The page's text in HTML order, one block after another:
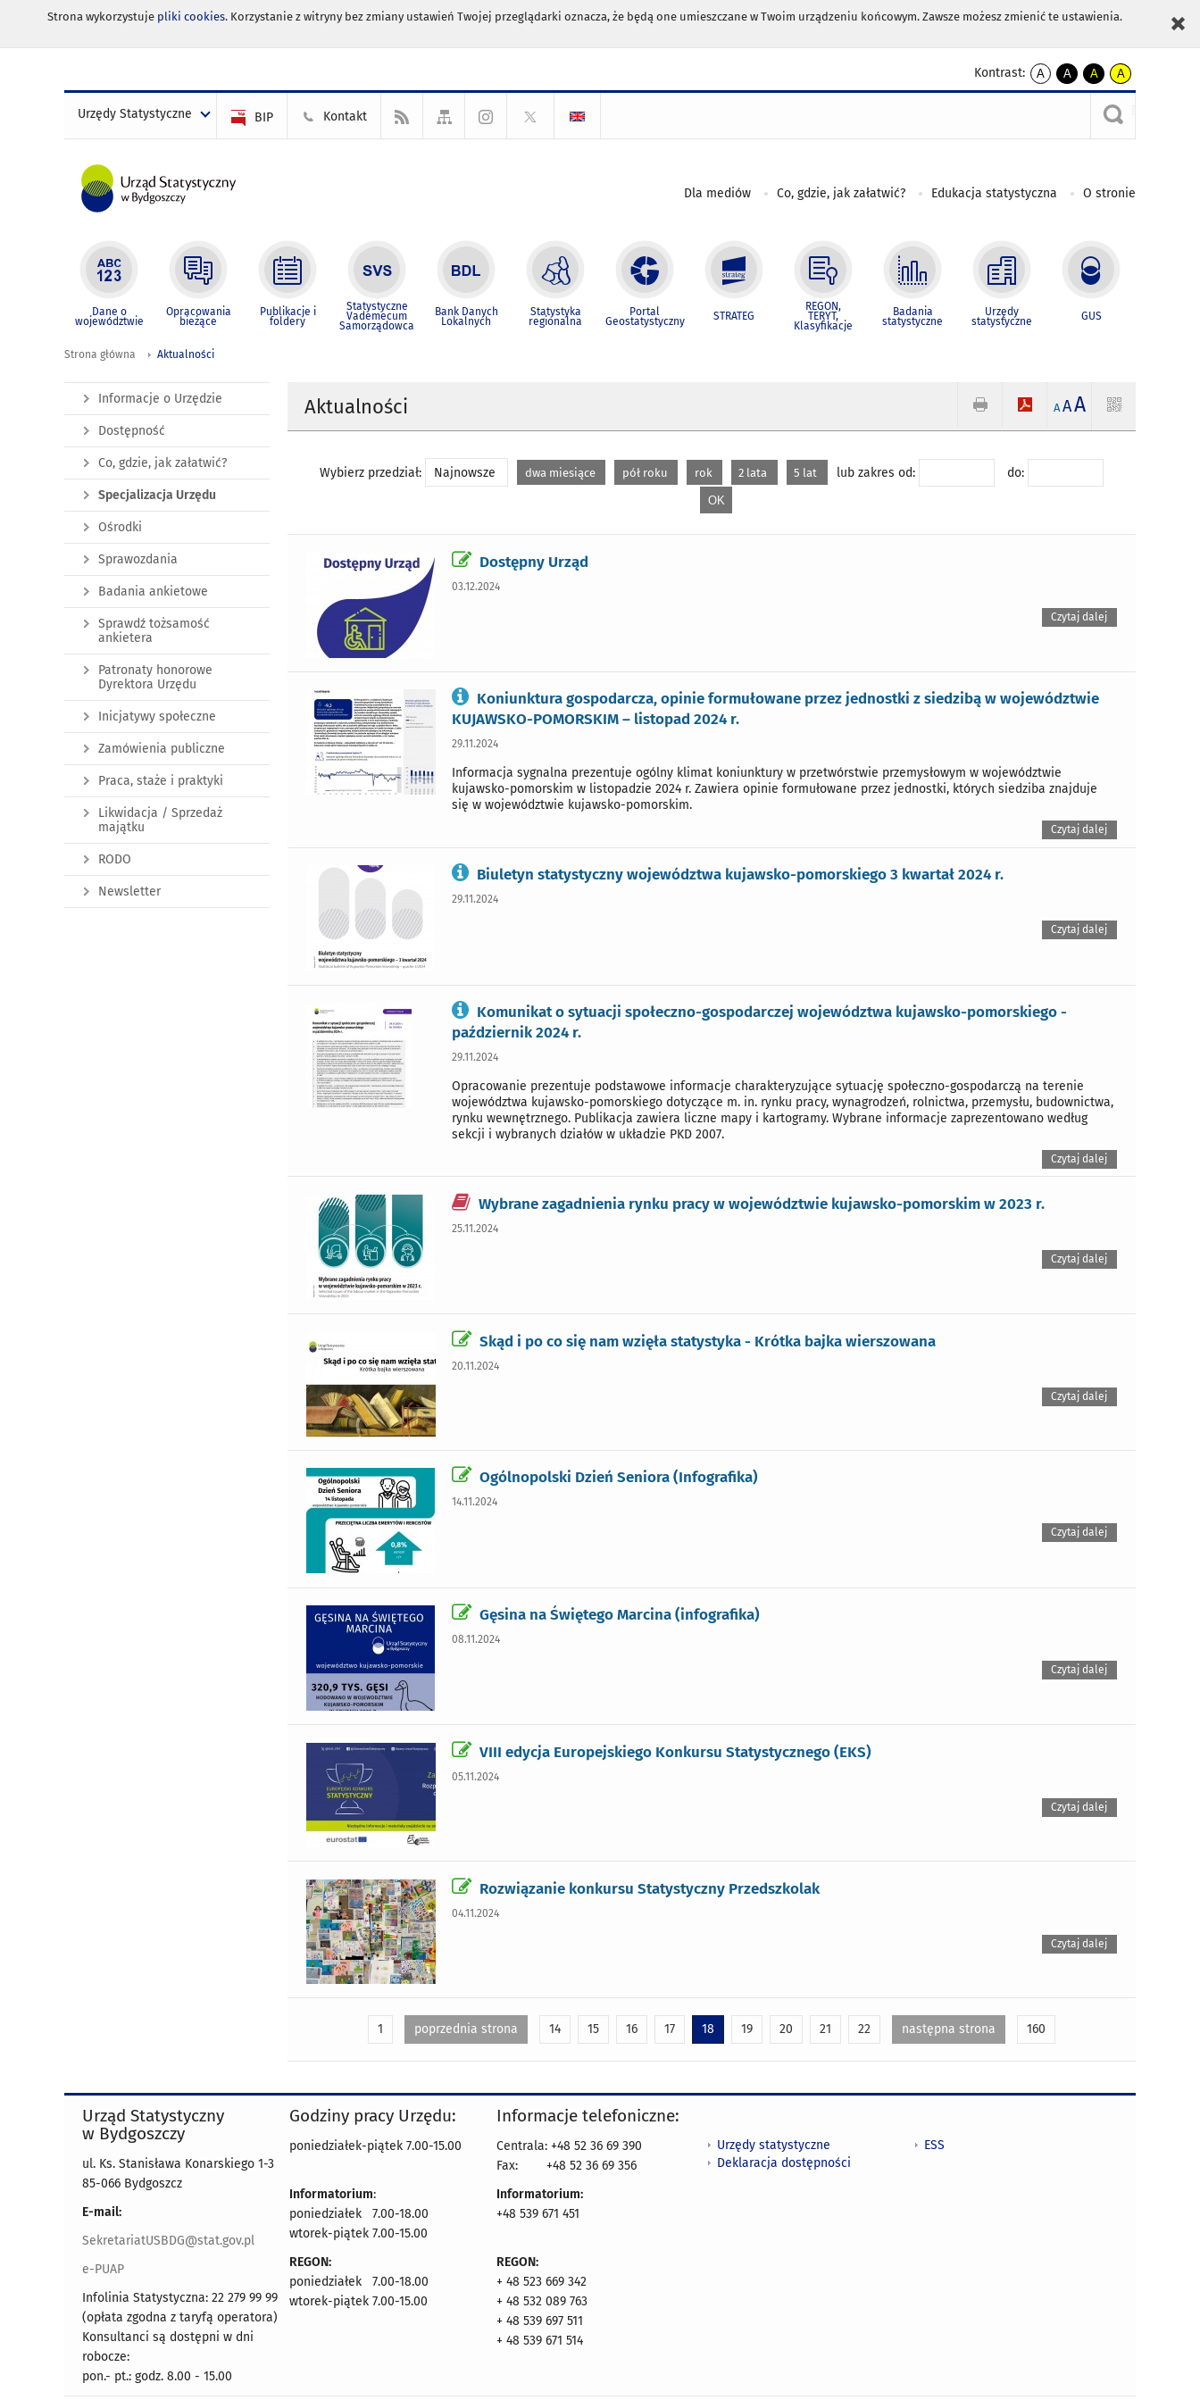
Strona wykorzystuje pliki cookies. Korzystanie z witryny bez zmiany ustawień Twojej przeglądarki oznacza, że będą one umieszczane w Twoim urządzeniu końcowym. Zawsze możesz zmienić te ustawienia.
Kontrast:
A
kontrast
A
kontrast
czarnym
A
kontrast
żółty
tekst
czarnym
A
kontrast
czarny
tekst
żółtym
Urzędy Statystyczne BIP Kontakt
Dla mediów Co, gdzie, jak załatwić? Edukacja statystyczna O stronie
Dane o
województwie
Opracowania
bieżące
Publikacje i
foldery
Statystyczne
Vademecum
Samorządowca
Bank Danych
Lokalnych
Statystyka
regionalna
Portal
Geostatystyczny STRATEG
REGON,
TERYT,
Klasyfikacje
Badania
statystyczne
Urzędy
statystyczne GUS
Strona główna Aktualności
Aktualności A AA
Wybierz przedział: Najnowsze dwa miesiące pół roku rok 2 lata 5 lat lub zakres od: do:
Dostępny Urząd
03.12.2024
Czytaj dalej
Koniunktura gospodarcza, opinie formułowane przez jednostki z siedzibą w województwie
KUJAWSKO-POMORSKIM – listopad 2024 r.
29.11.2024
Informacja sygnalna prezentuje ogólny klimat koniunktury w przetwórstwie przemysłowym w województwie
kujawsko-pomorskim w listopadzie 2024 r. Zawiera opinie formułowane przez jednostki, których siedziba znajduje
się w województwie kujawsko-pomorskim.
Czytaj dalej
Biuletyn statystyczny województwa kujawsko-pomorskiego 3 kwartał 2024 r.
29.11.2024
Czytaj dalej
Komunikat o sytuacji społeczno-gospodarczej województwa kujawsko-pomorskiego -
październik 2024 r.
29.11.2024
Opracowanie prezentuje podstawowe informacje charakteryzujące sytuację społeczno-gospodarczą na terenie
województwa kujawsko-pomorskiego dotyczące m. in. rynku pracy, wynagrodzeń, rolnictwa, przemysłu, budownictwa,
rynku wewnętrznego. Publikacja zawiera liczne mapy i kartogramy. Wybrane informacje zaprezentowano według
sekcji i wybranych działów w układzie PKD 2007.
Czytaj dalej
Wybrane zagadnienia rynku pracy w województwie kujawsko-pomorskim w 2023 r.
25.11.2024
Czytaj dalej
Skąd i po co się nam wzięła statystyka - Krótka bajka wierszowana
20.11.2024
Czytaj dalej
Ogólnopolski Dzień Seniora (Infografika)
14.11.2024
Czytaj dalej
Gęsina na Świętego Marcina (infografika)
08.11.2024
Czytaj dalej
VIII edycja Europejskiego Konkursu Statystycznego (EKS)
05.11.2024
Czytaj dalej
Rozwiązanie konkursu Statystyczny Przedszkolak
04.11.2024
Czytaj dalej
1 poprzednia strona 14 15 16 17 18 19 20 21 22 następna strona 160
Informacje o Urzędzie
Dostępność
Co, gdzie, jak załatwić?
Specjalizacja Urzędu
Ośrodki
Sprawozdania
Badania ankietowe
Sprawdź tożsamość
ankietera
Patronaty honorowe
Dyrektora Urzędu
Inicjatywy społeczne
Zamówienia publiczne
Praca, staże i praktyki
Likwidacja / Sprzedaż
majątku
RODO
Newsletter
Urząd Statystyczny
w Bydgoszczy
ul. Ks. Stanisława Konarskiego 1-3
85-066 Bydgoszcz
E-mail:
SekretariatUSBDG@stat.gov.pl
e-PUAP
Infolinia Statystyczna: 22 279 99 99
(opłata zgodna z taryfą operatora)
Konsultanci są dostępni w dni
robocze:
pon.- pt.: godz. 8.00 - 15.00
Godziny pracy Urzędu:
poniedziałek-piątek 7.00-15.00
Informatorium:
poniedziałek 7.00-18.00
wtorek-piątek 7.00-15.00
REGON:
poniedziałek 7.00-18.00
wtorek-piątek 7.00-15.00
Informacje telefoniczne:
Centrala: +48 52 36 69 390
Fax:
+48 52 36 69 356
Informatorium:
+48 539 671 451
REGON:
+ 48 523 669 342
+ 48 532 089 763
+ 48 539 697 511
+ 48 539 671 514
Urzędy statystyczne
Deklaracja dostępności
ESS